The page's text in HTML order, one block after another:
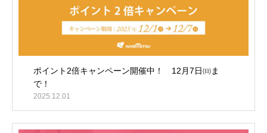
ポイント2倍キャンペーン開催中！ 12月7日㈰ま
で！
2025.12.01